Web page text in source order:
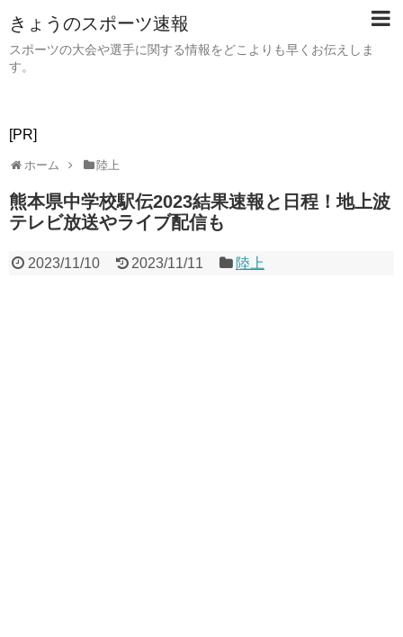
きょうのスポーツ速報
スポーツの大会や選手に関する情報をどこよりも早くお伝えしま
す。
[PR]
ホーム 陸上
熊本県中学校駅伝2023結果速報と日程！地上波
テレビ放送やライブ配信も
2023/11/10 2023/11/11 陸上